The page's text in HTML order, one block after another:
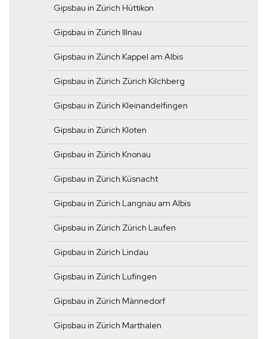
Gipsbau in Zürich Hüttikon
Gipsbau in Zürich Illnau
Gipsbau in Zürich Kappel am Albis
Gipsbau in Zürich Zürich Kilchberg
Gipsbau in Zürich Kleinandelfingen
Gipsbau in Zürich Kloten
Gipsbau in Zürich Knonau
Gipsbau in Zürich Küsnacht
Gipsbau in Zürich Langnau am Albis
Gipsbau in Zürich Zürich Laufen
Gipsbau in Zürich Lindau
Gipsbau in Zürich Lufingen
Gipsbau in Zürich Männedorf
Gipsbau in Zürich Marthalen